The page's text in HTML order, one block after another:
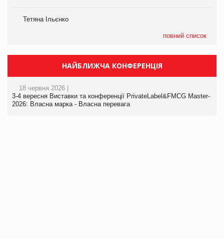
Тетяна Ільєнко
повний список
НАЙБЛИЖЧА КОНФЕРЕНЦІЯ
18 червня 2026 |
3-4 вересня Виставки та конференції PrivateLabel&FMCG Master-
2026: Власна марка - Власна перевага